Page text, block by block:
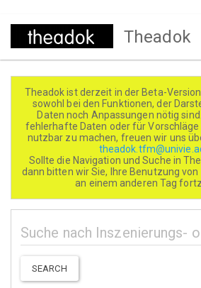
Direkt
Theadok
Theadok ist derzeit in der Beta-
sowohl bei den Funktionen, der
Daten noch Anpassungen nötig
fehlerhafte Daten oder für
nutzbar zu machen, freuen wir uns
Sollte die Navigation und Suche in
dann bitten wir Sie, Ihre Benutzung
an einem anderen Tag
SEARCH